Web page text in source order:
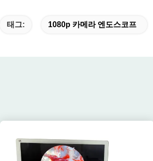
태그: 1080p 카메라 엔도스코프